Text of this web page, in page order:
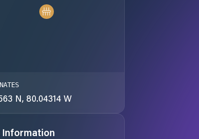
N, 80.04314 W
Information